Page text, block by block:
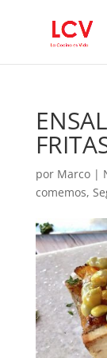
por Marco|
comemos,